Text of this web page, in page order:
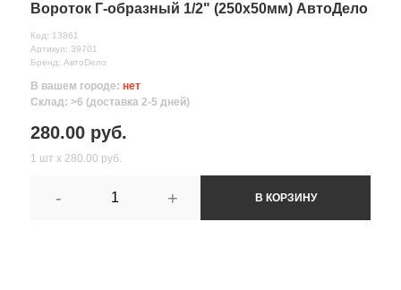
Вороток Г-образный 1/2" (250х50мм) АвтоДело
Код: 13861
Артикул: 39701
Бренд: АвтоDело
В вашем городе: нет
Склад: >6 (доставка 2-5 дней)
280.00 руб.
1 шт х 280.00 руб.
- + В КОРЗИНУ